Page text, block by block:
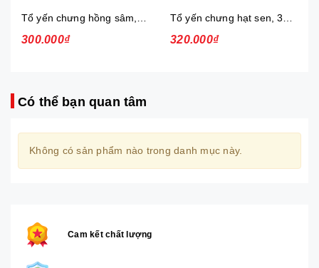
300.000₫ 320.000₫
Có thể bạn quan tâm
Không có sản phẩm nào trong danh mục này.
Cam kết chất lượng